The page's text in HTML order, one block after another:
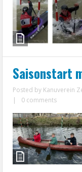
Saisonstart
Posted by Kanuverein
|
0 comments